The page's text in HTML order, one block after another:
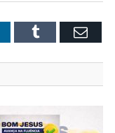
Tumblr Email